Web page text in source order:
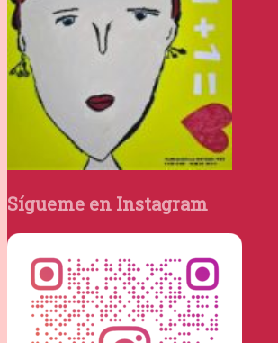
Sígueme en Instagram